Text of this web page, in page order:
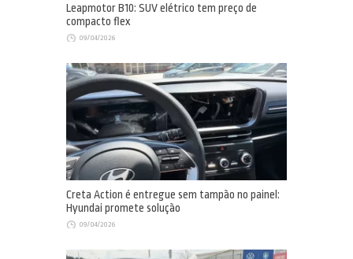
Leapmotor B10: SUV elétrico tem preço de
compacto flex
09/04/2026
Creta Action é entregue sem tampão no painel:
Hyundai promete solução
09/04/2026